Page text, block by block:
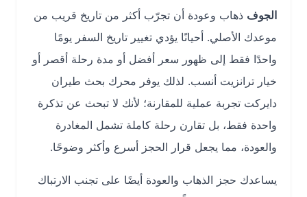
الجوفذهاب وعودة أن تجرّب أكثر من تاريخ قريب من
موعدك الأصلي. أحيانًا يؤدي تغيير تاريخ السفر يومًا
واحدًا فقط إلى ظهور سعر أفضل أو مدة رحلة أقصر أو
خيار ترانزيت أنسب. لذلك يوفر محرك بحث طيران
دايركت تجربة عملية للمقارنة؛ لأنك لا تبحث عن تذكرة
واحدة فقط، بل تقارن رحلة كاملة تشمل المغادرة
والعودة، مما يجعل قرار الحجز أسرع وأكثر وضوحًا.
يساعدك حجز الذهاب والعودة أيضًا على تجنب الارتباك